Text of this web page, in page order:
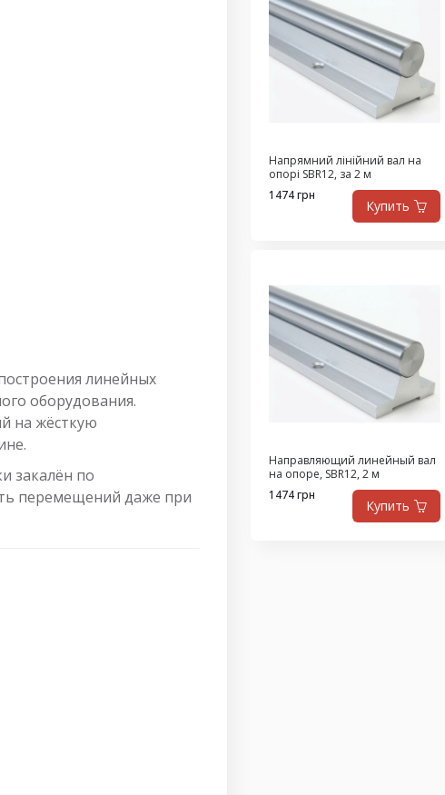
линейных
оборудования.
на жёсткую
закалён по
перемещений даже при
Напрямний лінійний вал на
опорі SBR12, за 2 м
1474 грн
Купить
Направляющий линейный вал
на опоре, SBR12, 2 м
1474 грн
Купить